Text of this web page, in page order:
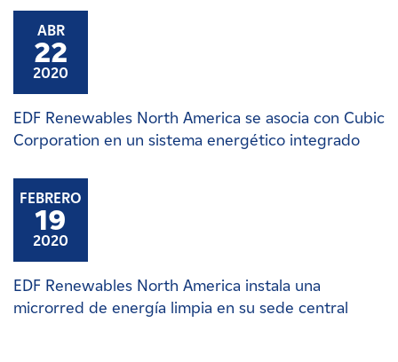
ABR
22
2020
EDF Renewables North America se asocia con Cubic
Corporation en un sistema energético integrado
FEBRERO
19
2020
EDF Renewables North America instala una
microrred de energía limpia en su sede central